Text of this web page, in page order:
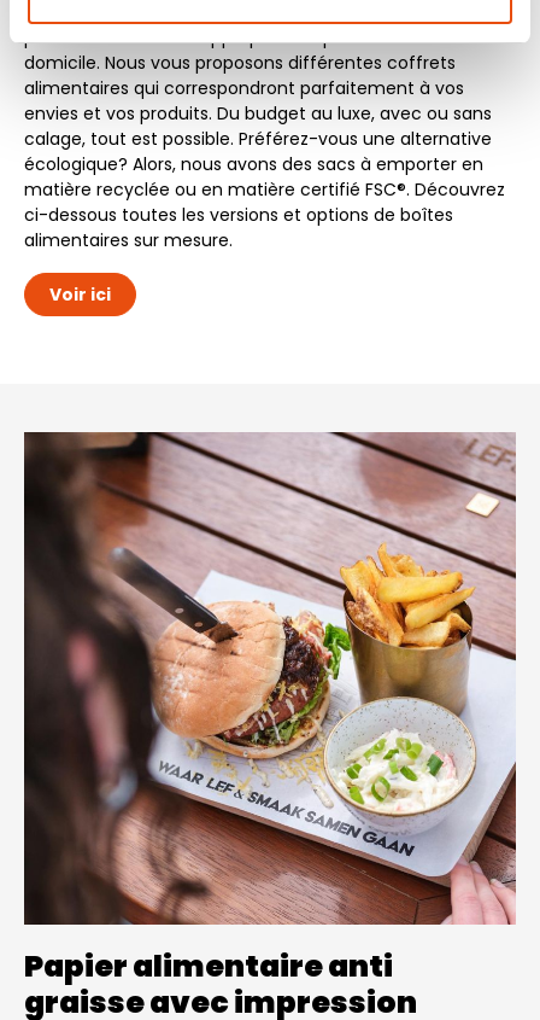
produits de manière appropriée ou pour les livrer à
domicile. Nous vous proposons différentes coffrets
alimentaires qui correspondront parfaitement à vos
envies et vos produits. Du budget au luxe, avec ou sans
calage, tout est possible. Préférez-vous une alternative
écologique? Alors, nous avons des sacs à emporter en
matière recyclée ou en matière certifié FSC®. Découvrez
ci-dessous toutes les versions et options de boîtes
alimentaires sur mesure.
Voir ici
Papier alimentaire anti
graisse avec impression